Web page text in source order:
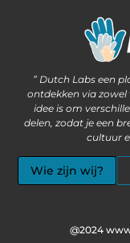
” Dutch Labs een
ontdekken via zowel
idee is om
delen, zodat je een
cultuur
Wie zijn wij?
@2024